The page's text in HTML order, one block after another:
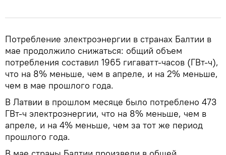
Потребление электроэнергии в странах Балтии в
мае продолжило снижаться: общий объем
потребления составил 1965 гигаватт-часов (ГВт-ч),
что на 8% меньше, чем в апреле, и на 2% меньше,
чем в мае прошлого года.
В Латвии в прошлом месяце было потреблено 473
ГВт-ч электроэнергии, что на 8% меньше, чем в
апреле, и на 4% меньше, чем за тот же период
прошлого года.